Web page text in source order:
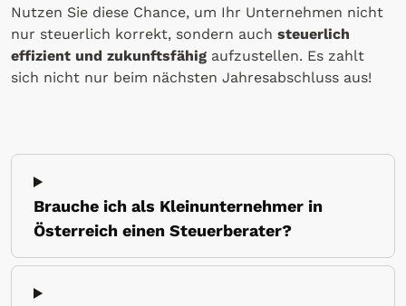
Nutzen Sie diese Chance, um Ihr Unternehmen nicht
nur steuerlich korrekt, sondern auch steuerlich
effizient und zukunftsfähig aufzustellen. Es zahlt
sich nicht nur beim nächsten Jahresabschluss aus!
Brauche ich als Kleinunternehmer in
Österreich einen Steuerberater?